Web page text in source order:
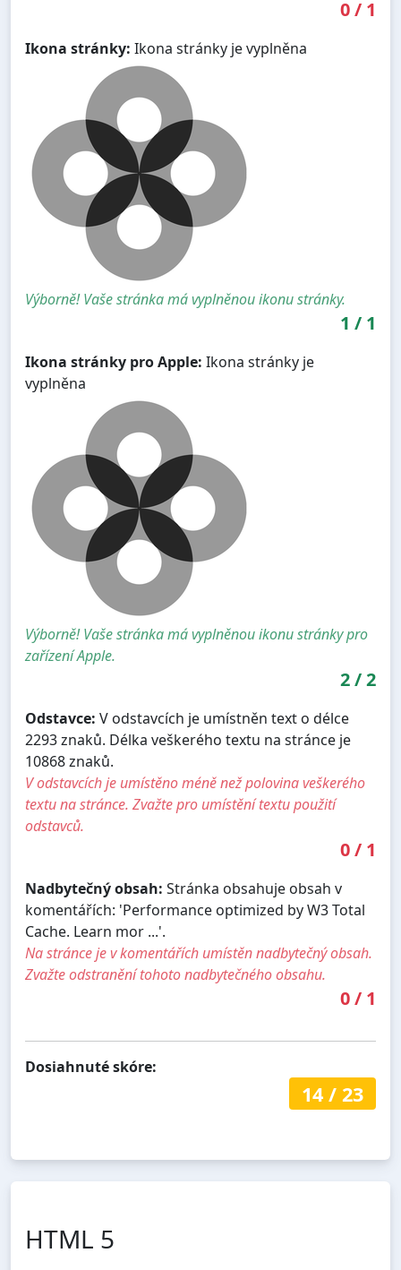
0/ 1
Ikona stránky: Ikona stránky je vyplněna
Výborně! Vaše stránka má vyplněnou ikonu stránky.
1 / 1
Ikona stránky pro Apple: Ikona stránky je
vyplněna
Výborně! Vaše stránka má vyplněnou ikonu stránky pro
zařízení Apple.
2/2
Odstavce: V odstavcích je umístněn text o délce
2293 znaků. Délka veškerého textu na stránce je
10868 znaků.
V odstavcích je umístěno méně než polovina veškerého
textu na stránce. Zvažte pro umístění textu použití
odstavců.
0/ 1
Nadbytečný obsah: Stránka obsahuje obsah v
komentářích: 'Performance optimized by W3 Total
Cache. Learn mor ...'.
Na stránce je v komentářích umístěn nadbytečný obsah.
Zvažte odstranění tohoto nadbytečného obsahu.
0/ 1
Dosiahnuté skóre:
14/ 23
HTML 5